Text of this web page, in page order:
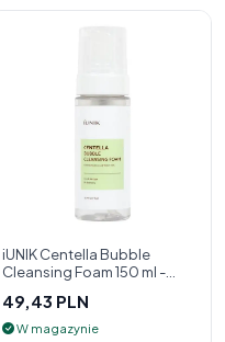
iUNIK Centella Bubble
Cleansing Foam 150 ml -
twarzy
49,43 PLN
W magazynie